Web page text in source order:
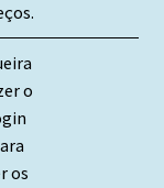
o
os